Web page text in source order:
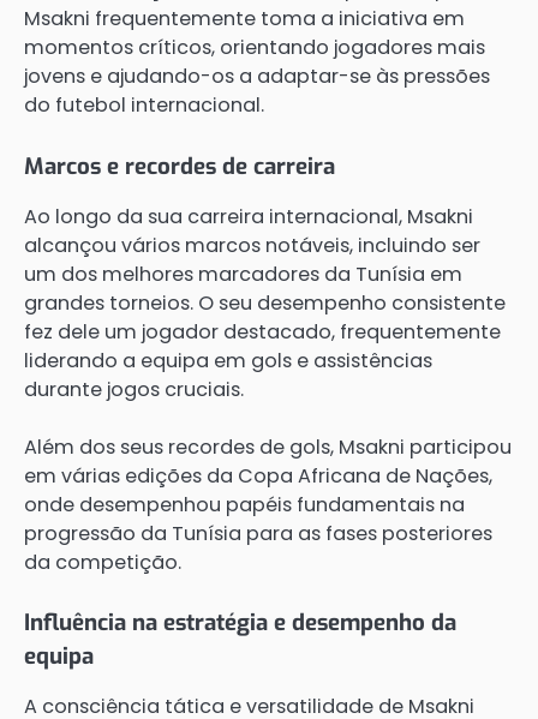
Msakni frequentemente toma a iniciativa em
momentos críticos, orientando jogadores mais
jovens e ajudando-os a adaptar-se às pressões
do futebol internacional.
Marcos e recordes de carreira
Ao longo da sua carreira internacional, Msakni
alcançou vários marcos notáveis, incluindo ser
um dos melhores marcadores da Tunísia em
grandes torneios. O seu desempenho consistente
fez dele um jogador destacado, frequentemente
liderando a equipa em gols e assistências
durante jogos cruciais.
Além dos seus recordes de gols, Msakni participou
em várias edições da Copa Africana de Nações,
onde desempenhou papéis fundamentais na
progressão da Tunísia para as fases posteriores
da competição.
Influência na estratégia e desempenho da
equipa
A consciência tática e versatilidade de Msakni